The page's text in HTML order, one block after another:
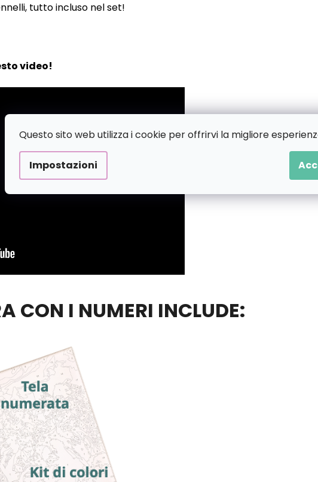
Questo sito web utilizza i cookie per offrirvi la migliore
Impostazioni
tutto incluso nel set!
video!
CON I NUMERI INCLUDE: